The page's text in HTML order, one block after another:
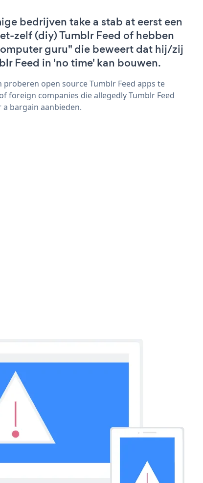
bedrijven take a stab at eerst een
zelf (diy) Tumblr Feed of hebben
guru" die beweert dat hij/zij
Feed in 'no time' kan bouwen.
proberen open source Tumblr Feed apps te
foreign companies die allegedly Tumblr Feed
a bargain aanbieden.